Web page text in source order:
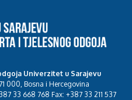
Univerzitet u Sarajevu
000, Bosna i Hercegovina
33 668 768 Fax: +387 33 211 537